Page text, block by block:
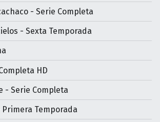
- Serie Completa
- Sexta Temporada
HD
- Serie Completa
Temporada